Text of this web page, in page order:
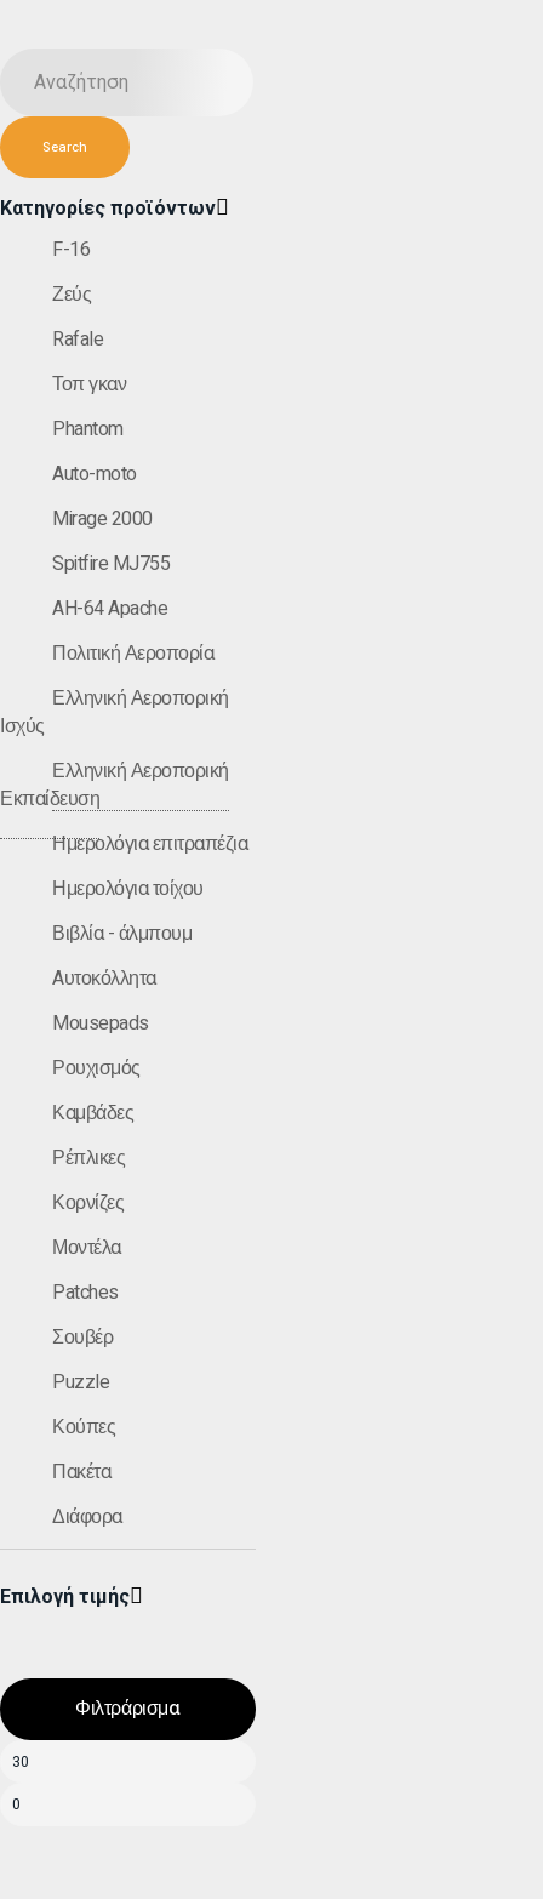
Κατηγορίες προϊόντων
F-16
Ζεύς
Rafale
Τοπ γκαν
Phantom
Auto-moto
Mirage 2000
Spitfire MJ755
AH-64 Apache
Πολιτική Αεροπορία
Ελληνική Αεροπορική
Ισχύς
Ελληνική Αεροπορική
Εκπαίδευση
Ημερολόγια επιτραπέζια
Ημερολόγια τοίχου
Βιβλία - άλμπουμ
Aυτοκόλλητα
Mousepads
Ρουχισμός
Καμβάδες
Ρέπλικες
Κορνίζες
Μοντέλα
Patches
Σουβέρ
Puzzle
Κούπες
Πακέτα
Διάφορα
Επιλογή τιμής
Φιλτράρισμα